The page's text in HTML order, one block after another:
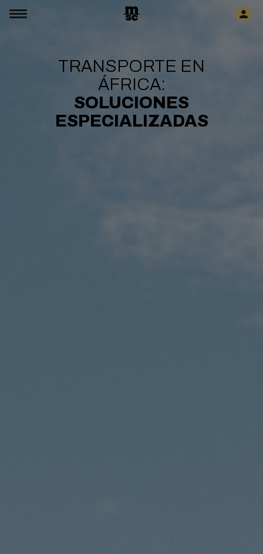
TRANSPORTE EN
ÁFRICA:
SOLUCIONES
ESPECIALIZADAS